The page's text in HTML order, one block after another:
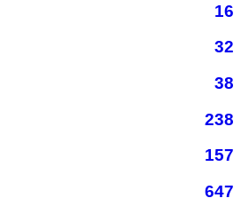
16
32
38
238
157
647